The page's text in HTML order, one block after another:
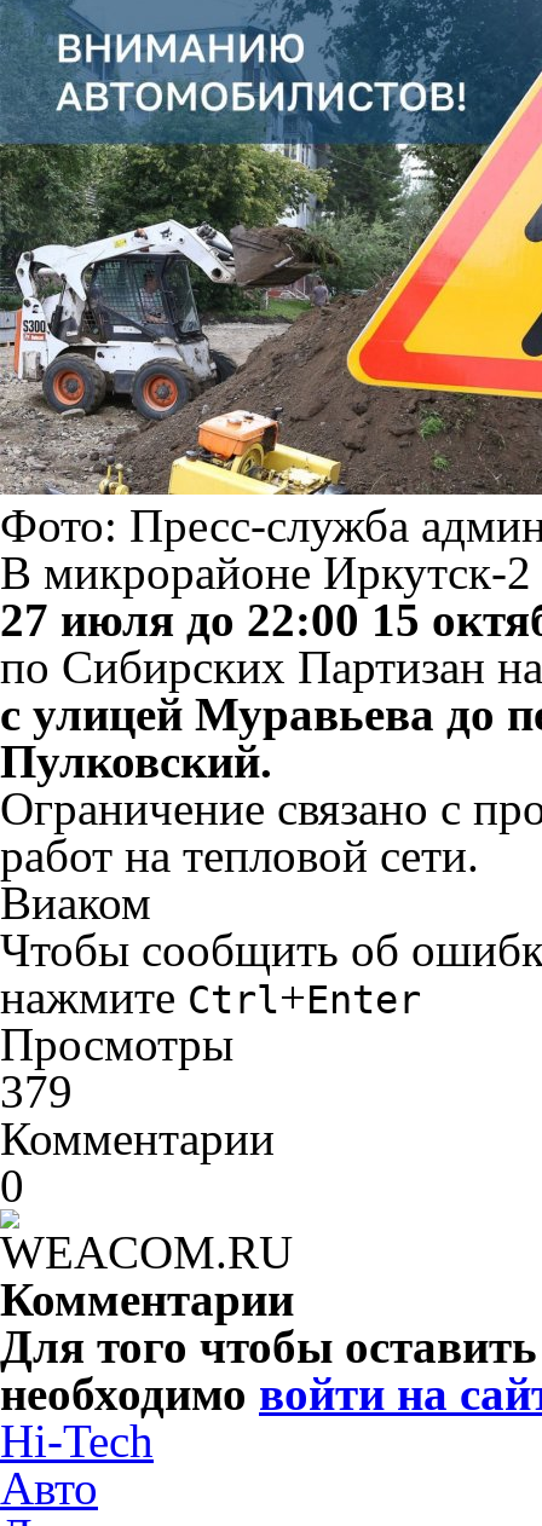
Фото: Пресс-служба
В микрорайоне Иркутск-
27 июля до 22:00 15
по Сибирских Партизан
с улицей Муравьева до
Пулковский.
Ограничение связано с
работ на тепловой сети.
Виаком
Чтобы сообщить об
нажмите Ctrl+Enter
Просмотры
379
Комментарии
0
Комментарии
Для того чтобы
необходимо войти на
Hi-Tech
Авто